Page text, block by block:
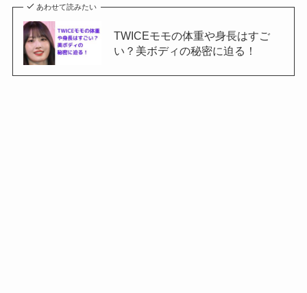
あわせて読みたい
TWICEモモの体重や身長はすご
い？美ボディの秘密に迫る！